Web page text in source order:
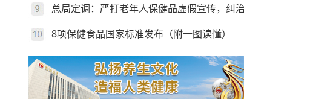
总局定调：严打老年人保健品虚假宣传，纠治违规异地执法
8项保健食品国家标准发布（附一图读懂）